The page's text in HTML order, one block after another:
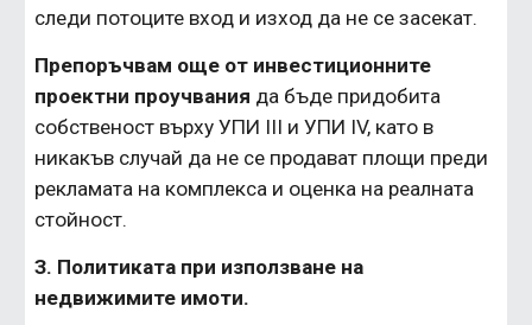
следи потоците вход и изход да не се засекат.
Препоръчвам още от инвестиционните
проектни проучвания да бъде придобита
собственост върху УПИ III и УПИ IV, като в
никакъв случай да не се продават площи преди
рекламата на комплекса и оценка на реалната
стойност.
З. Политиката при използване на
недвижимите имоти.